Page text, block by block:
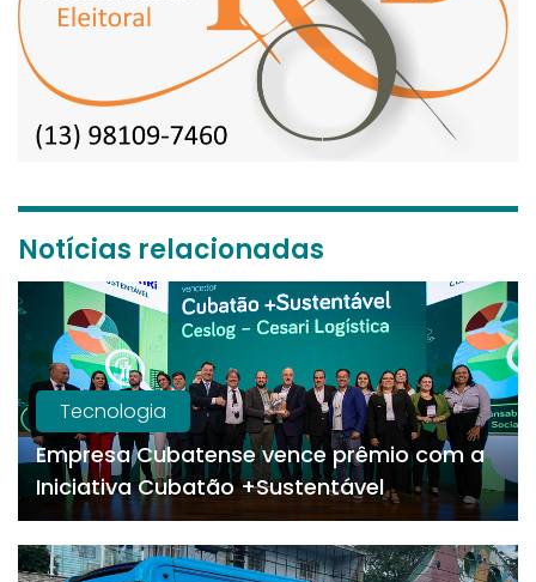
Notícias relacionadas
Tecnologia
Empresa Cubatense vence prêmio com a
Iniciativa Cubatão +Sustentável